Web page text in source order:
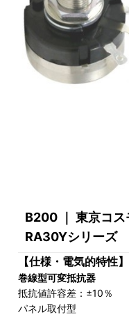
B200 ｜ 東京コス
RA30Yシリーズ
【仕様・電気的特性】
巻線型可変抵抗器
抵抗値許容差：±10％
パネル取付型